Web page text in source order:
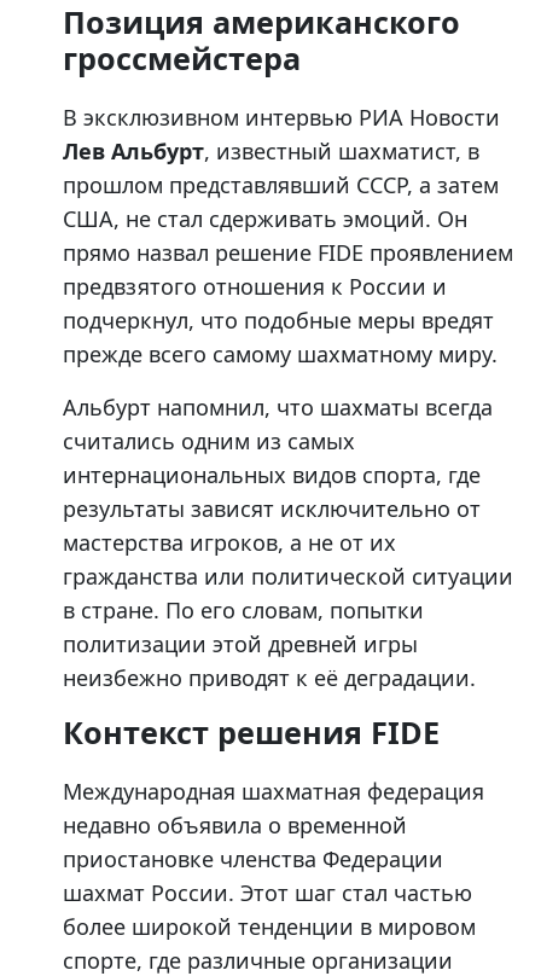
Позиция американского
гроссмейстера
В эксклюзивном интервью РИА Новости
Лев Альбурт, известный шахматист, в
прошлом представлявший СССР, а затем
США, не стал сдерживать эмоций. Он
прямо назвал решение FIDE проявлением
предвзятого отношения к России и
подчеркнул, что подобные меры вредят
прежде всего самому шахматному миру.
Альбурт напомнил, что шахматы всегда
считались одним из самых
интернациональных видов спорта, где
результаты зависят исключительно от
мастерства игроков, а не от их
гражданства или политической ситуации
в стране. По его словам, попытки
политизации этой древней игры
неизбежно приводят к её деградации.
Контекст решения FIDE
Международная шахматная федерация
недавно объявила о временной
приостановке членства Федерации
шахмат России. Этот шаг стал частью
более широкой тенденции в мировом
спорте, где различные организации